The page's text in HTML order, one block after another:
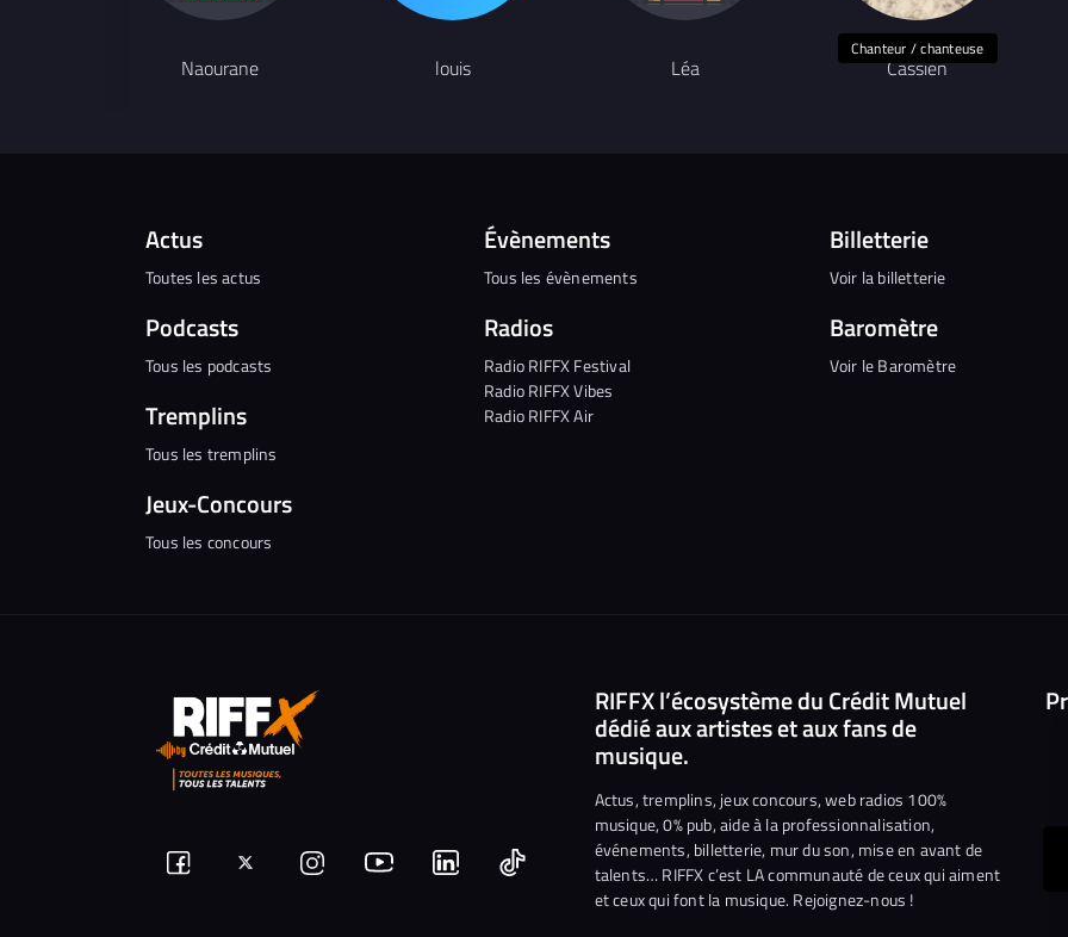
Naourane louis Léa
Chanteur / chanteuse
Cassien
Actus
Toutes les actus
Podcasts
Tous les podcasts
Tremplins
Tous les tremplins
Jeux-Concours
Tous les concours
Évènements
Tous les évènements
Radios
Radio RIFFX Festival
Radio RIFFX Vibes
Radio RIFFX Air
Billetterie
Voir la billetterie
Baromètre
Voir le Baromètre
Suivez-Suivez-Nous
NousNous Nous
RIFFX l’écosystème du Crédit Mutuel
dédié aux artistes et aux fans de
musique.
Actus, tremplins, jeux concours, web radios 100%
musique, 0% pub, aide à la professionnalisation,
événements, billetterie, mur du son, mise en avant de
talents… RIFFX c’est LA communauté de ceux qui aiment
et ceux qui font la musique. Rejoignez-nous !